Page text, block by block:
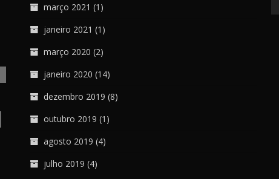
março 2021 (1)
janeiro 2021 (1)
março 2020 (2)
janeiro 2020 (14)
dezembro 2019 (8)
outubro 2019 (1)
agosto 2019 (4)
julho 2019 (4)